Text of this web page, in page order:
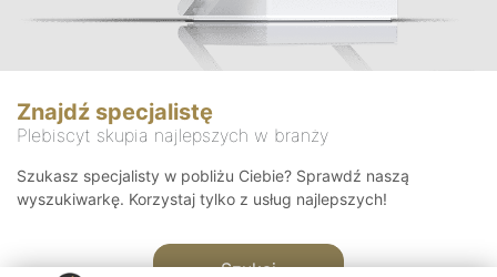
Znajdź specjalistę
Plebiscyt skupia najlepszych w branży
Szukasz specjalisty w pobliżu Ciebie? Sprawdź naszą
wyszukiwarkę. Korzystaj tylko z usług najlepszych!
Szukaj